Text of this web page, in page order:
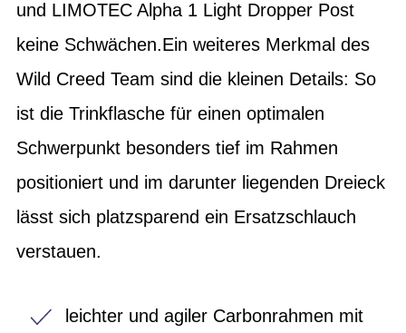
und LIMOTEC Alpha 1 Light Dropper Post
keine Schwächen.Ein weiteres Merkmal des
Wild Creed Team sind die kleinen Details: So
ist die Trinkflasche für einen optimalen
Schwerpunkt besonders tief im Rahmen
positioniert und im darunter liegenden Dreieck
lässt sich platzsparend ein Ersatzschlauch
verstauen.
leichter und agiler Carbonrahmen mit